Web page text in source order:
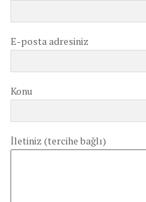
E-posta adresiniz
Konu
İletiniz (tercihe bağlı)